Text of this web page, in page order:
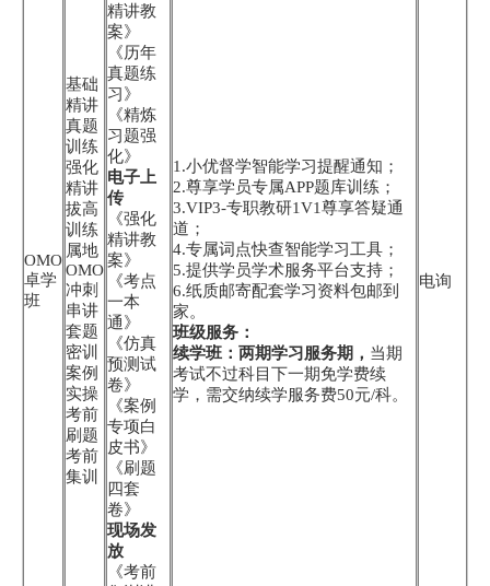
OMO
卓学
班
基础
精讲
真题
训练
强化
精讲
拔高
训练
属地
OMO
冲刺
串讲
套题
密训
案例
实操
考前
刷题
考前
集训
精讲教
案》
《历年
真题练
习》
《精炼
习题强
化》
电子上
传
《强化
精讲教
案》
《考点
一本
通》
《仿真
预测试
卷》
《案例
专项白
皮书》
《刷题
四套
卷》
现场发
放
《考前
1.小优督学智能学习提醒通知；
2.尊享学员专属APP题库训练；
3.VIP3-专职教研1V1尊享答疑通
道；
4.专属词点快查智能学习工具；
5.提供学员学术服务平台支持；
6.纸质邮寄配套学习资料包邮到
家。
班级服务：
续学班：两期学习服务期， 当期
考试不过科目下一期免学费续
学，需交纳续学服务费50元/科。
电询